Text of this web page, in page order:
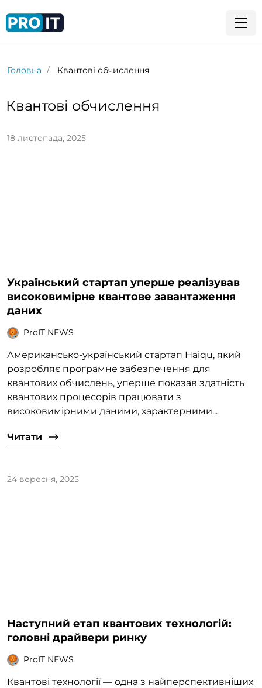
Головна Квантові обчислення
Квантові обчислення
18 листопада, 2025
Український стартап уперше реалізував
високовимірне квантове завантаження
даних
ProIT NEWS
Американсько-український стартап Haiqu, який
розробляє програмне забезпечення для
квантових обчислень, уперше показав здатність
квантових процесорів працювати з
високовимірними даними, характерними...
Читати
24 вересня, 2025
Наступний етап квантових технологій:
головні драйвери ринку
ProIT NEWS
Квантові технології — одна з найперспективніших